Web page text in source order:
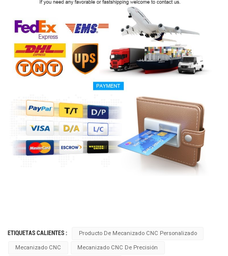
ETIQUETAS CALIENTES : Producto De Mecanizado CNC Personalizado
Mecanizado CNC Mecanizado CNC De Precisión